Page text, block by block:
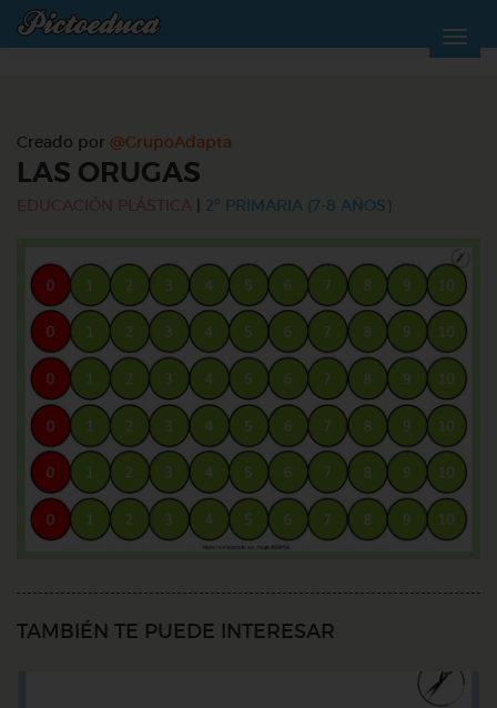
Creado por @GrupoAdapta
LAS ORUGAS
EDUCACIÓN PLÁSTICA 2º PRIMARIA (7-8 AÑOS)
TAMBIÉN TE PUEDE INTERESAR